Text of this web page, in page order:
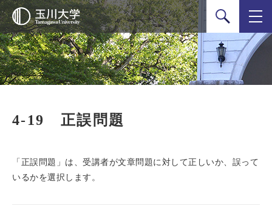
検索
4-19 正誤問題
「正誤問題」は、受講者が文章問題に対して正しいか、誤って
いるかを選択します。